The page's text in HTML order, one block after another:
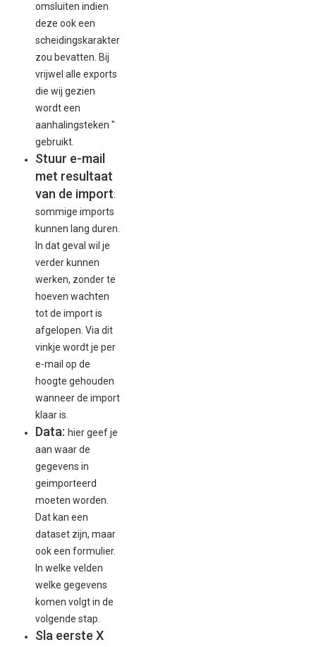
omsluiten indien
deze ook een
scheidingskarakter
zou bevatten. Bij
vrijwel alle exports
die wij gezien
wordt een
aanhalingsteken "
gebruikt.
Stuur e-mail
met resultaat
van de import:
sommige imports
kunnen lang duren.
In dat geval wil je
verder kunnen
werken, zonder te
hoeven wachten
tot de import is
afgelopen. Via dit
vinkje wordt je per
e-mail op de
hoogte gehouden
wanneer de import
klaar is.
Data: hier geef je
aan waar de
gegevens in
geimporteerd
moeten worden.
Dat kan een
dataset zijn, maar
ook een formulier.
In welke velden
welke gegevens
komen volgt in de
volgende stap.
Sla eerste X